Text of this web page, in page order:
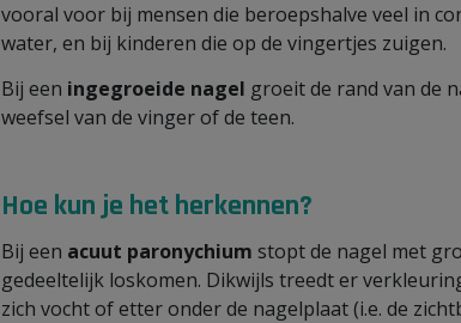
vooral voor bij mensen die beroepshalve veel in
water, en bij kinderen die op de vingertjes zuigen.
Bij een ingegroeide nagel groeit de rand van de
weefsel van de vinger of de teen.
Hoe kun je het herkennen?
Bij een acuut paronychium stopt de nagel met
gedeeltelijk loskomen. Dikwijls treedt er
zich vocht of etter onder de nagelplaat (i.e. de